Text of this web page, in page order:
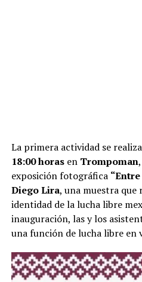
La primera actividad se
18:00 horasen Trompoman
exposición fotográfica
Diego Lira, una muestra que
identidad de la lucha libre
inauguración, las y los
una función de lucha libre en